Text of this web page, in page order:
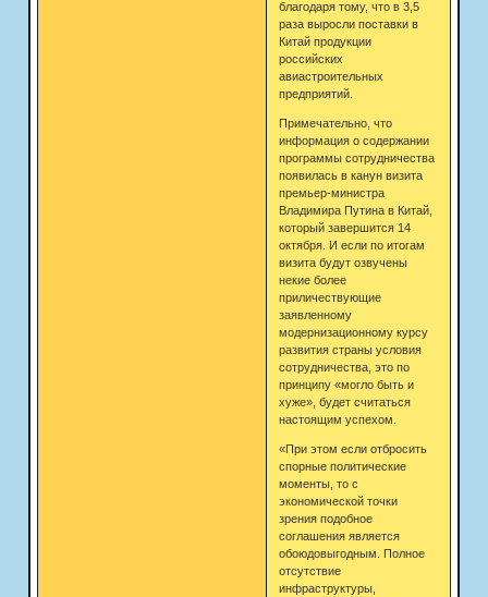
благодаря тому, что в 3,5
раза выросли поставки в
Китай продукции
российских
авиастроительных
предприятий.
Примечательно, что
информация о содержании
программы сотрудничества
появилась в канун визита
премьер-министра
Владимира Путина в Китай,
который завершится 14
октября. И если по итогам
визита будут озвучены
некие более
приличествующие
заявленному
модернизационному курсу
развития страны условия
сотрудничества, это по
принципу «могло быть и
хуже», будет считаться
настоящим успехом.
«При этом если отбросить
спорные политические
моменты, то с
экономической точки
зрения подобное
соглашения является
обоюдовыгодным. Полное
отсутствие
инфраструктуры,